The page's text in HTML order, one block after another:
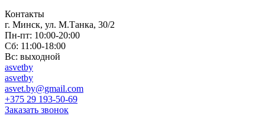
Контакты
г. Минск, ул. М.Танка, 30/2
Пн-пт: 10:00-20:00
Сб: 11:00-18:00
Вс: выходной
asvetby
asvetby
asvet.by@gmail.com
+375 29 193-50-69
Заказать звонок